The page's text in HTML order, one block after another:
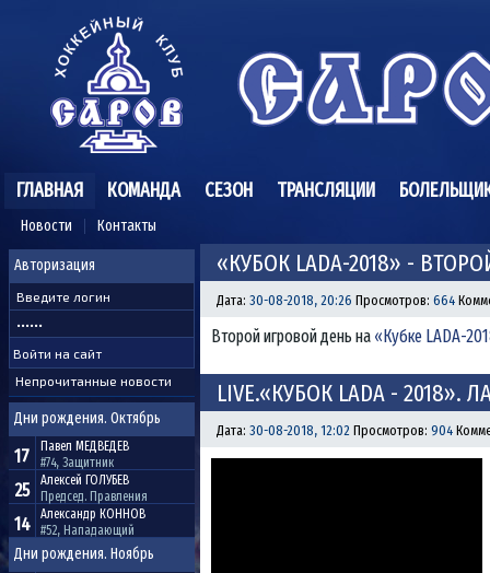
ГЛАВНАЯ
Новости Контакты
КОМАНДА СЕЗОН ТРАНСЛЯЦИИ
Авторизация
Непрочитанные новости
Дни рождения. Октябрь
17 Павел МЕДВЕДЕВ
#74, Защитник
25 Алексей ГОЛУБЕВ
Председ. Правления
14 Александр КОННОВ
#52, Нападающий
Дни рождения. Ноябрь
«КУБОК LADA-2018» -
Дата: 30-08-2018, 20:26 Просмотров: 664
Второй игровой день на «Кубке LADA-
LIVE.«КУБОК LADA - 2018».
Дата: 30-08-2018, 12:02 Просмотров: 904